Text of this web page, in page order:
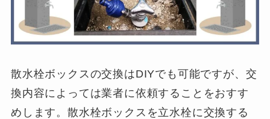
散水栓ボックスの交換はDIYでも可能ですが、交
換内容によっては業者に依頼することをおすす
めします。散水栓ボックスを立水栓に交換する